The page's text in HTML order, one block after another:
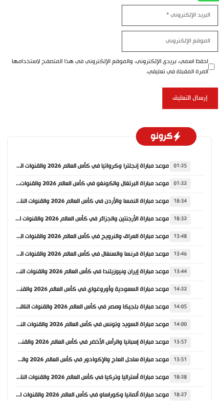
الإلكتروني
الإلكتروني
احفظ اسمي، بريدي الإلكتروني، والموقع الإلكتروني في هذا المتصفح لاستخدامها
المرة المقبلة في تعليقي.
كرونو
01:25 موعد مباراة إنجلترا وكرواتيا في كأس العالم 2026 والقنوات الناقلة
01:22 موعد مباراة البرتغال والكونغو في كأس العالم 2026 والقنوات الناقلة
18:34 موعد مباراة النمسا والأردن في كأس العالم 2026 والقنوات الناقلة
18:32 موعد مباراة الأرجنتين والجزائر في كأس العالم 2026 والقنوات الناقلة
13:48 موعد مباراة العراق والنرويج في كأس العالم 2026 والقنوات الناقلة
13:46 موعد مباراة فرنسا والسنغال في كأس العالم 2026 والقنوات الناقلة
13:44 موعد مباراة إيران ونيوزيلندا في كأس العالم 2026 والقنوات الناقلة
14:22 موعد مباراة السعودية وأوروغواي في كأس العالم 2026 والقنوات الناقلة
14:05 موعد مباراة بلجيكا ومصر في كأس العالم 2026 والقنوات الناقلة
14:00 موعد مباراة السويد وتونس في كأس العالم 2026 والقنوات الناقلة
13:57 موعد مباراة إسبانيا والرأس الأخضر في كأس العالم 2026 والقنوات الناقلة
13:51 موعد مباراة ساحل العاج والإكوادور في كأس العالم 2026 والقنوات الناقلة
18:28 موعد مباراة أستراليا وتركيا في كأس العالم 2026 والقنوات الناقلة
18:27 موعد مباراة ألمانيا وكوراساو في كأس العالم 2026 والقنوات الناقلة